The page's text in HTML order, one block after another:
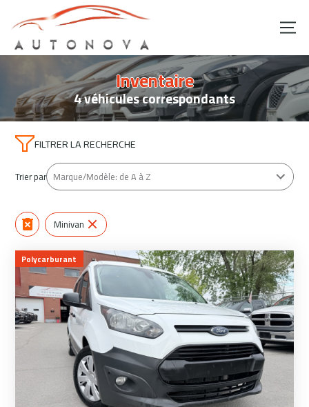
Inventaire
4 véhicules correspondants
FILTRER LA RECHERCHE
Trier par
Minivan
Polycarburant